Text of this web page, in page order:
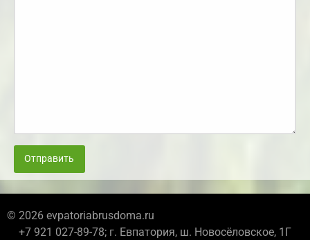
Отправить
© 2026 evpatoriabrusdoma.ru
+7 921 027-89-78; г. Евпатория, ш. Новосёловское, 1Г